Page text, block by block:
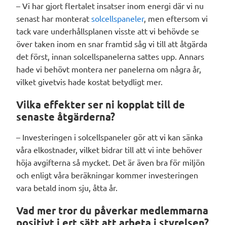
– Vi har gjort flertalet insatser inom energi där vi nu
senast har monteratsolcellspaneler, men eftersom vi
tack vare underhållsplanen visste att vi behövde se
över taken inom en snar framtid såg vi till att åtgärda
det först, innan solcellspanelerna sattes upp. Annars
hade vi behövt montera ner panelerna om några år,
vilket givetvis hade kostat betydligt mer.
Vilka effekter ser ni kopplat till de
senaste åtgärderna?
– Investeringen i solcellspaneler gör att vi kan sänka
våra elkostnader, vilket bidrar till att vi inte behöver
höja avgifterna så mycket. Det är även bra för miljön
och enligt våra beräkningar kommer investeringen
vara betald inom sju, åtta år.
Vad mer tror du påverkar medlemmarna